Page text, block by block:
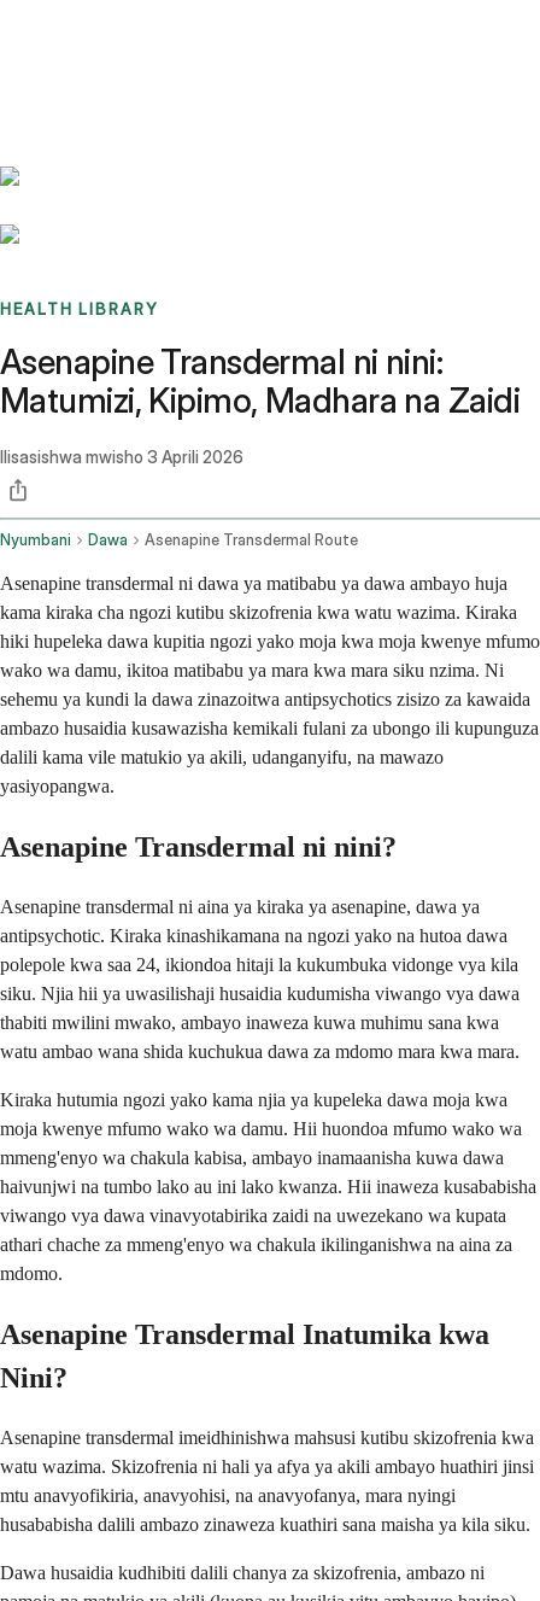
HEALTH LIBRARY
Asenapine Transdermal ni nini:
Matumizi, Kipimo, Madhara na Zaidi
Ilisasishwa mwisho 3 Aprili 2026
Nyumbani Dawa Asenapine Transdermal Route
Asenapine transdermal ni dawa ya matibabu ya dawa ambayo huja
kama kiraka cha ngozi kutibu skizofrenia kwa watu wazima. Kiraka
hiki hupeleka dawa kupitia ngozi yako moja kwa moja kwenye mfumo
wako wa damu, ikitoa matibabu ya mara kwa mara siku nzima. Ni
sehemu ya kundi la dawa zinazoitwa antipsychotics zisizo za kawaida
ambazo husaidia kusawazisha kemikali fulani za ubongo ili kupunguza
dalili kama vile matukio ya akili, udanganyifu, na mawazo
yasiyopangwa.
Asenapine Transdermal ni nini?
Asenapine transdermal ni aina ya kiraka ya asenapine, dawa ya
antipsychotic. Kiraka kinashikamana na ngozi yako na hutoa dawa
polepole kwa saa 24, ikiondoa hitaji la kukumbuka vidonge vya kila
siku. Njia hii ya uwasilishaji husaidia kudumisha viwango vya dawa
thabiti mwilini mwako, ambayo inaweza kuwa muhimu sana kwa
watu ambao wana shida kuchukua dawa za mdomo mara kwa mara.
Kiraka hutumia ngozi yako kama njia ya kupeleka dawa moja kwa
moja kwenye mfumo wako wa damu. Hii huondoa mfumo wako wa
mmeng'enyo wa chakula kabisa, ambayo inamaanisha kuwa dawa
haivunjwi na tumbo lako au ini lako kwanza. Hii inaweza kusababisha
viwango vya dawa vinavyotabirika zaidi na uwezekano wa kupata
athari chache za mmeng'enyo wa chakula ikilinganishwa na aina za
mdomo.
Asenapine Transdermal Inatumika kwa
Nini?
Asenapine transdermal imeidhinishwa mahsusi kutibu skizofrenia kwa
watu wazima. Skizofrenia ni hali ya afya ya akili ambayo huathiri jinsi
mtu anavyofikiria, anavyohisi, na anavyofanya, mara nyingi
husababisha dalili ambazo zinaweza kuathiri sana maisha ya kila siku.
Dawa husaidia kudhibiti dalili chanya za skizofrenia, ambazo ni